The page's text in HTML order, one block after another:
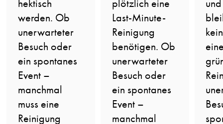
hektisch
werden. Ob
unerwarteter
Besuch oder
ein spontanes
Event –
manchmal
muss eine
Reinigung
plötzlich eine
Last-Minute-
Reinigung
benötigen. Ob
unerwarteter
Besuch oder
ein spontanes
Event –
manchmal